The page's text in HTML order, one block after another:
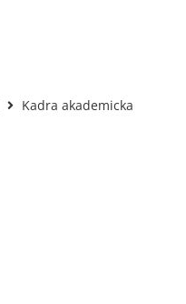
Kadra akademicka